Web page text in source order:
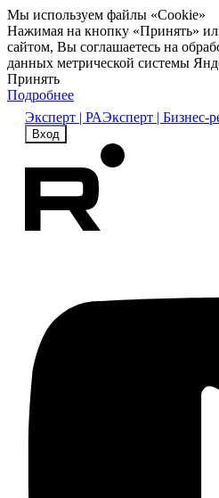
Мы используем файлы «Cookie»
Нажимая на кнопку «Принять»
сайтом, Вы соглашаетесь на
данных метрической системы
Принять
Подробнее
Эксперт | РАЭксперт | Бизнес-
Вход